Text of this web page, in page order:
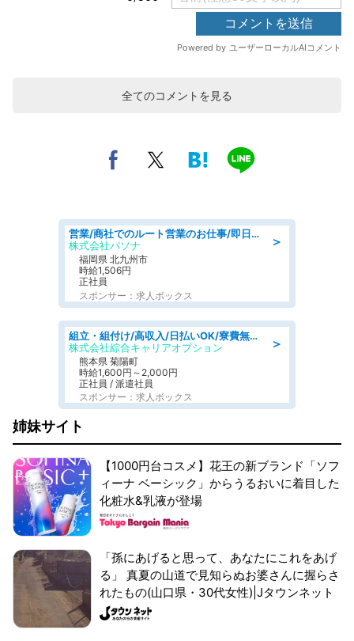
全てのコメントを見る
＞
営業/商社でのルート営業のお仕事/即日勤務可/車通勤可/営業
株式会社パソナ
福岡県 北九州市
時給1,506円
正社員
スポンサー：求人ボックス
＞
組立・組付け/高収入/日払いOK/寮費無料/交替制/20・30・40代活躍中
株式会社綜合キャリアオプション
熊本県 菊陽町
時給1,600円～2,000円
正社員 / 派遣社員
スポンサー：求人ボックス
姉妹サイト
【1000円台コスメ】花王の新ブランド「ソフ
ィーナ ベーシック」からうるおいに着目した
化粧水&乳液が登場
「孫にあげると思って、あなたにこれをあげ
る」 真夏の山道で見知らぬお婆さんに握らさ
れたもの(山口県・30代女性)|Jタウンネット